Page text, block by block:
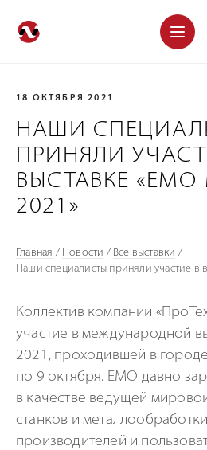
18 ОКТЯБРЯ 2021
НАШИ
ПРИНЯЛИ
ВЫСТАВКЕ «EMO
2021»
Главная / Новости / Все выставки /
Наши специалисты приняли участие в
Коллектив компании
участие в международной
2021, проходившей в
по 9 октября. EMO давно
в качестве ведущей
станков и
производителей и